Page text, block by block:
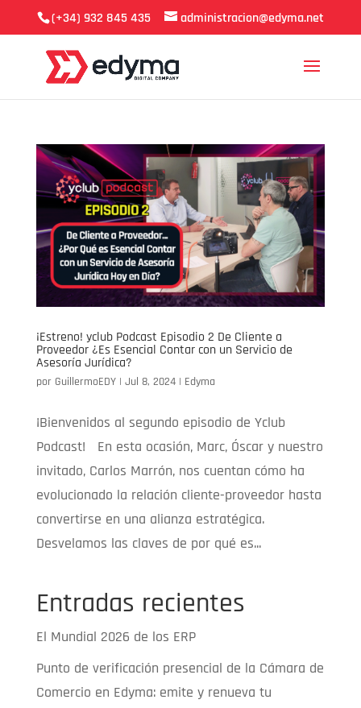
(+34) 932 845 435 administracion@edyma.net
¡Estreno! yclub Podcast Episodio 2 De Cliente a
Proveedor ¿Es Esencial Contar con un Servicio de
Asesoría Jurídica?
por GuillermoEDY| Jul 8, 2024| Edyma
¡Bienvenidos al segundo episodio de Yclub
Podcast! En esta ocasión, Marc, Óscar y nuestro
invitado, Carlos Marrón, nos cuentan cómo ha
evolucionado la relación cliente-proveedor hasta
convertirse en una alianza estratégica.
Desvelamos las claves de por qué es...
Entradas recientes
El Mundial 2026 de los ERP
Punto de verificación presencial de la Cámara de
Comercio en Edyma: emite y renueva tu